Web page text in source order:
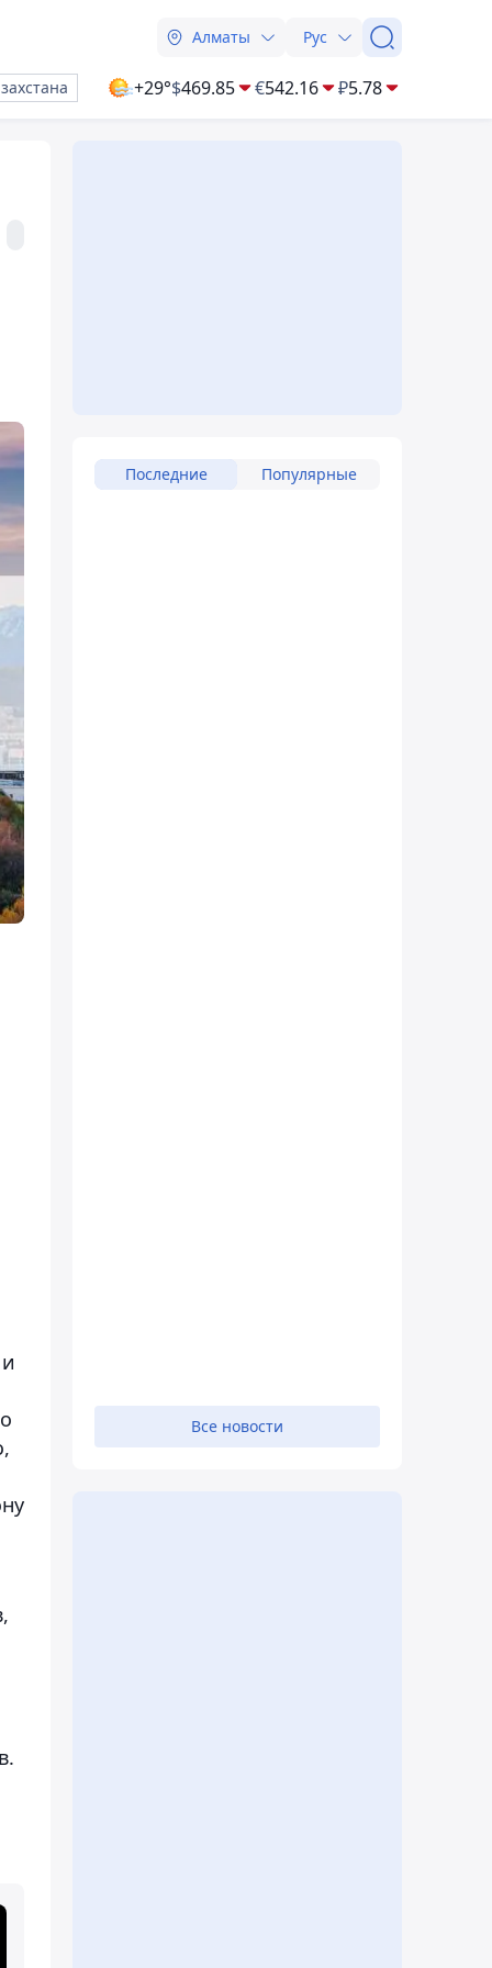
Алматы Рус
+29°$469.85 €542.16 ₽5.78
Последние Популярные
Все новости